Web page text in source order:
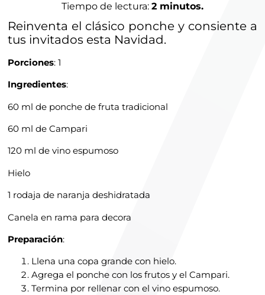
Tiempo de lectura: 2 minutos.
Reinventa el clásico ponche y consiente a
tus invitados esta Navidad.
Porciones: 1
Ingredientes:
60 ml de ponche de fruta tradicional
60 ml de Campari
120 ml de vino espumoso
Hielo
1 rodaja de naranja deshidratada
Canela en rama para decora
Preparación:
Llena una copa grande con hielo.
Agrega el ponche con los frutos y el Campari.
Termina por rellenar con el vino espumoso.